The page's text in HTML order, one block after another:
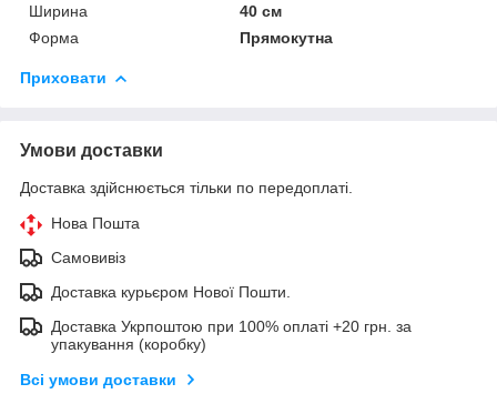
Ширина
40 см
Форма
Прямокутна
Приховати
Умови доставки
Доставка здійснюється тільки по передоплаті.
Нова Пошта
Самовивіз
Доставка курьєром Нової Пошти.
Доставка Укрпоштою при 100% оплаті +20 грн. за
упакування (коробку)
Всі умови доставки